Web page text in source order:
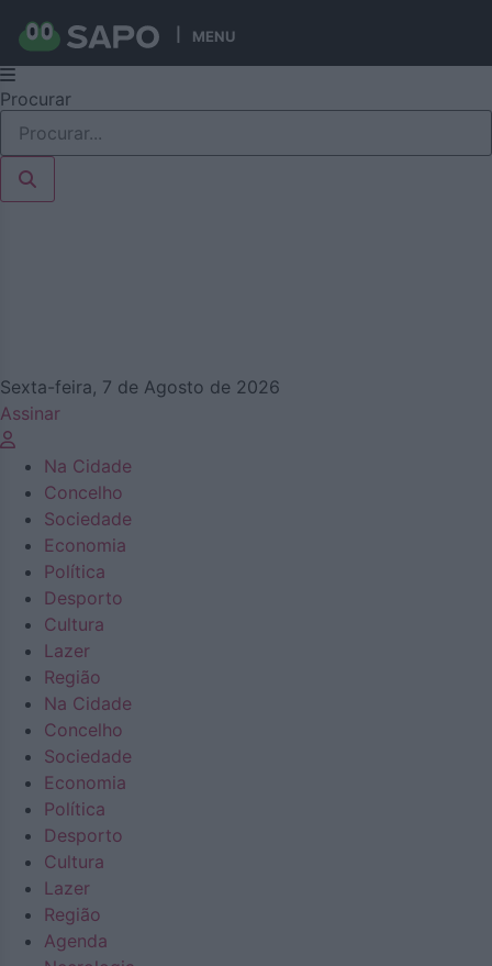
MENU
Pular
para
conteúdo
Procurar
Sexta-feira, 7 de Agosto de 2026
Assinar
Na Cidade
Concelho
Sociedade
Economia
Política
Desporto
Cultura
Lazer
Região
Na Cidade
Concelho
Sociedade
Economia
Política
Desporto
Cultura
Lazer
Região
Agenda